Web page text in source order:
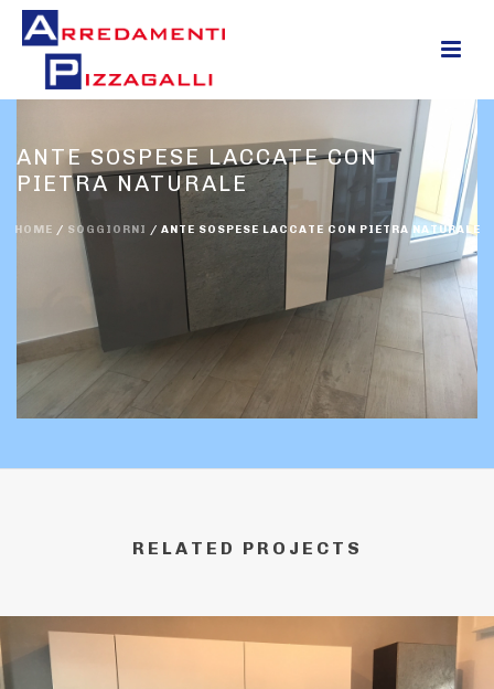
ANTE SOSPESE LACCATE CON
PIETRA NATURALE
HOME / SOGGIORNI / ANTE SOSPESE LACCATE CON PIETRA NATURALE
RELATED PROJECTS